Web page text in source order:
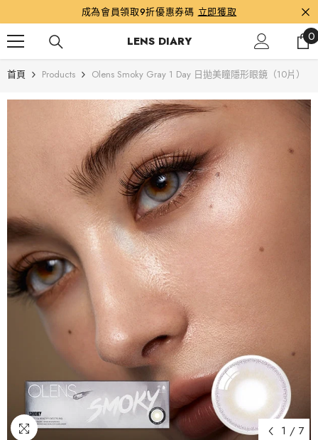
成為會員領取9折優惠券碼 立即獲取
LENS DIARY 00
首頁 Products Olens Smoky Gray 1 Day 日拋美瞳隱形眼鏡（10片）
1 / 7